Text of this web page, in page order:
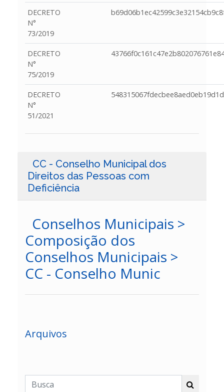
DECRETO
N°
73/2019
DECRETO
N°
75/2019
DECRETO
N°
51/2021
CC - Conselho Municipal dos
Direitos das Pessoas com
Deficiência
Conselhos Municipais >
Composição dos
Conselhos Municipais >
CC - Conselho Munic
Arquivos